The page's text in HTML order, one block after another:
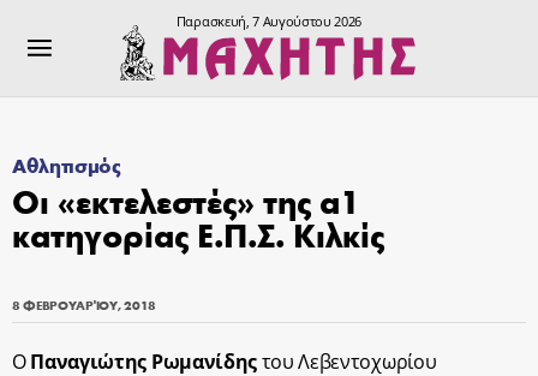
Παρασκευή, 7 Αυγούστου 2026
Αθλητισμός
Οι «εκτελεστές» της α1
κατηγορίας Ε.Π.Σ. Κιλκίς
8 ΦΕΒΡΟΥΑΡΊΟΥ, 2018
ΟΠαναγιώτης Ρωμανίδηςτου Λεβεντοχωρίου